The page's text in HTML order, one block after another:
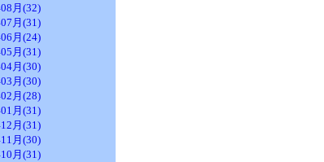
月(32)
月(31)
月(24)
月(31)
月(30)
月(30)
月(28)
月(31)
月(31)
月(30)
月(31)